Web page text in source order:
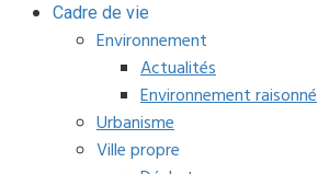
Cadre de vie
Environnement
Actualités
Environnement raisonné
Urbanisme
Ville propre